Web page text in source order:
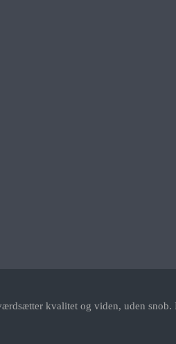
kvalitet og viden, uden